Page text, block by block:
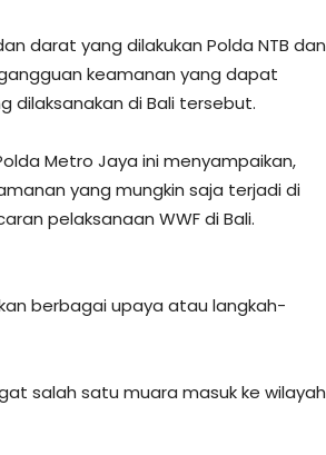
darat yang dilakukan Polda NTB dan
keamanan yang dapat
dilaksanakan di Bali tersebut.
Metro Jaya ini menyampaikan,
yang mungkin saja terjadi di
pelaksanaan WWF di Bali.
berbagai upaya atau langkah-
salah satu muara masuk ke wilayah